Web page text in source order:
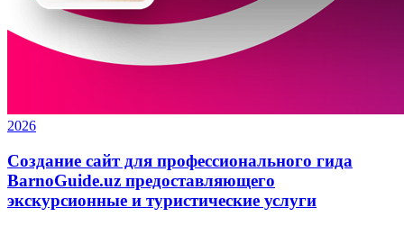
2026
Создание сайт для профессионального гида
BarnoGuide.uz предоставляющего
экскурсионные и туристические услуги